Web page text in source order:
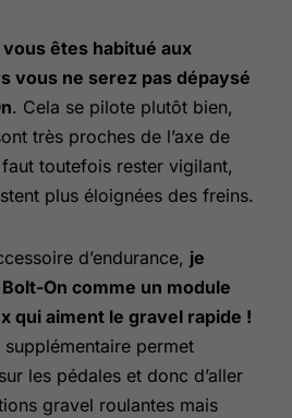
êtes habitué aux
vous ne serez pas dépaysé
. Cela se pilote plutôt bien,
très proches de l’axe de
toutefois rester vigilant,
plus éloignées des freins.
d’endurance, je
On comme un module
qui aiment le gravel rapide !
supplémentaire permet
les pédales et donc d’aller
gravel roulantes mais